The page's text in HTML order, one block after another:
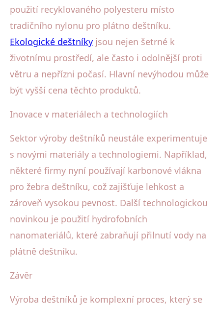
použití recyklovaného polyesteru místo
tradičního nylonu pro plátno deštníku.
Ekologické deštníky jsou nejen šetrné k
životnímu prostředí, ale často i odolnější proti
větru a nepřízni počasí. Hlavní nevýhodou může
být vyšší cena těchto produktů.
Inovace v materiálech a technologiích
Sektor výroby deštníků neustále experimentuje
s novými materiály a technologiemi. Například,
některé firmy nyní používají karbonové vlákna
pro žebra deštníku, což zajišťuje lehkost a
zároveň vysokou pevnost. Další technologickou
novinkou je použití hydrofobních
nanomateriálů, které zabraňují přilnutí vody na
plátně deštníku.
Závěr
Výroba deštníků je komplexní proces, který se